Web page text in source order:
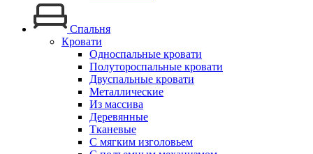
Спальня
Кровати
Односпальные кровати
Полутороспальные кровати
Двуспальные кровати
Металлические
Из массива
Деревянные
Тканевые
С мягким изголовьем